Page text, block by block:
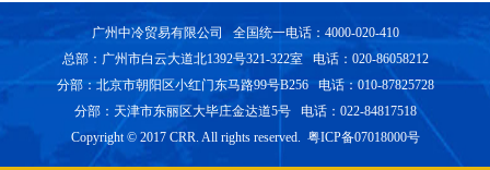
广州中冷贸易有限公司 全国统一电话：4000-020-410
总部：广州市白云大道北1392号321-322室 电话：020-86058212
分部：北京市朝阳区小红门东马路99号B256 电话：010-87825728
分部：天津市东丽区大毕庄金达道5号 电话：022-84817518
Copyright © 2017 CRR. All rights reserved. 粤ICP备07018000号